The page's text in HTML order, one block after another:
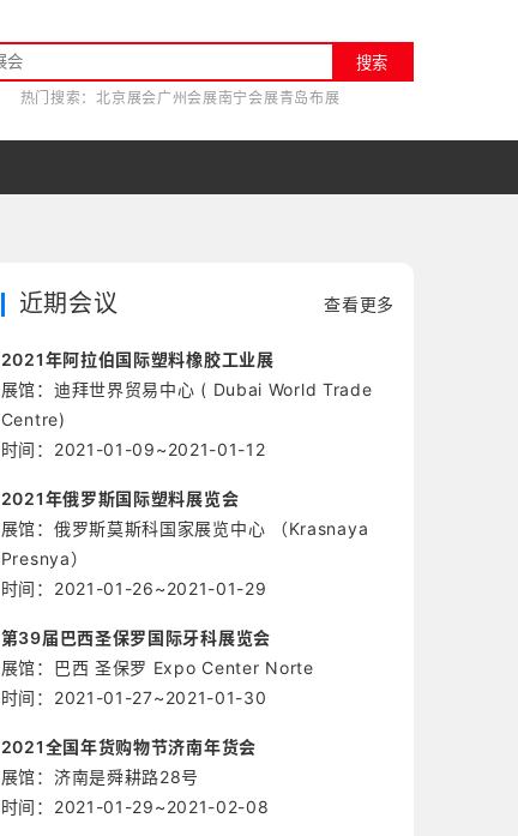
搜索
热门搜索：北京展会广州会展南宁会展青岛布展
近期会议 查看更多
2021年阿拉伯国际塑料橡胶工业展
展馆：迪拜世界贸易中心 ( Dubai World Trade
Centre)
时间：2021-01-09~2021-01-12
2021年俄罗斯国际塑料展览会
展馆：俄罗斯莫斯科国家展览中心 （Krasnaya
Presnya）
时间：2021-01-26~2021-01-29
第39届巴西圣保罗国际牙科展览会
展馆：巴西 圣保罗 Expo Center Norte
时间：2021-01-27~2021-01-30
2021全国年货购物节济南年货会
展馆：济南是舜耕路28号
时间：2021-01-29~2021-02-08